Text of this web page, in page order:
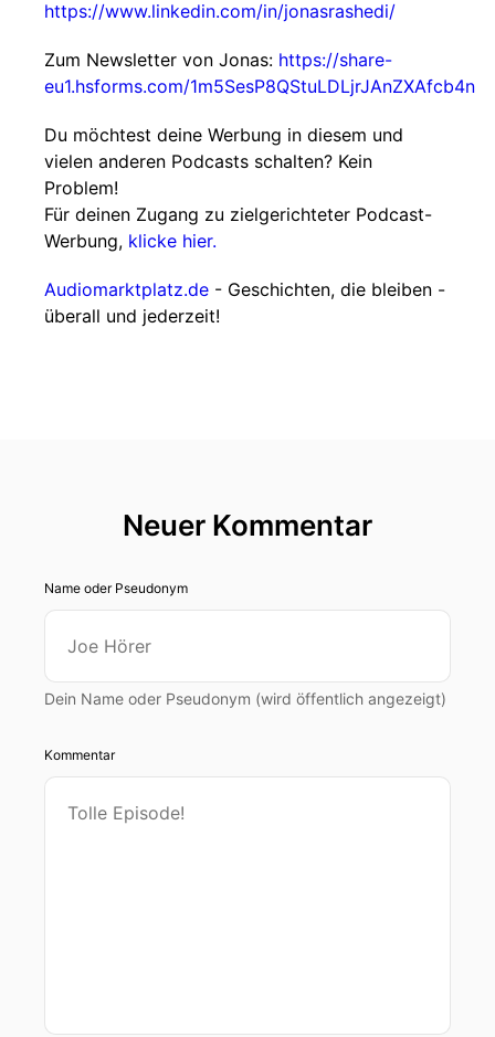
https://www.linkedin.com/in/jonasrashedi/
Zum Newsletter von Jonas: https://share-
eu1.hsforms.com/1m5SesP8QStuLDLjrJAnZXAfcb4n
Du möchtest deine Werbung in diesem und
vielen anderen Podcasts schalten? Kein
Problem!
Für deinen Zugang zu zielgerichteter Podcast-
Werbung, klicke hier.
Audiomarktplatz.de - Geschichten, die bleiben -
überall und jederzeit!
Neuer Kommentar
Name oder Pseudonym
Dein Name oder Pseudonym (wird öffentlich angezeigt)
Kommentar